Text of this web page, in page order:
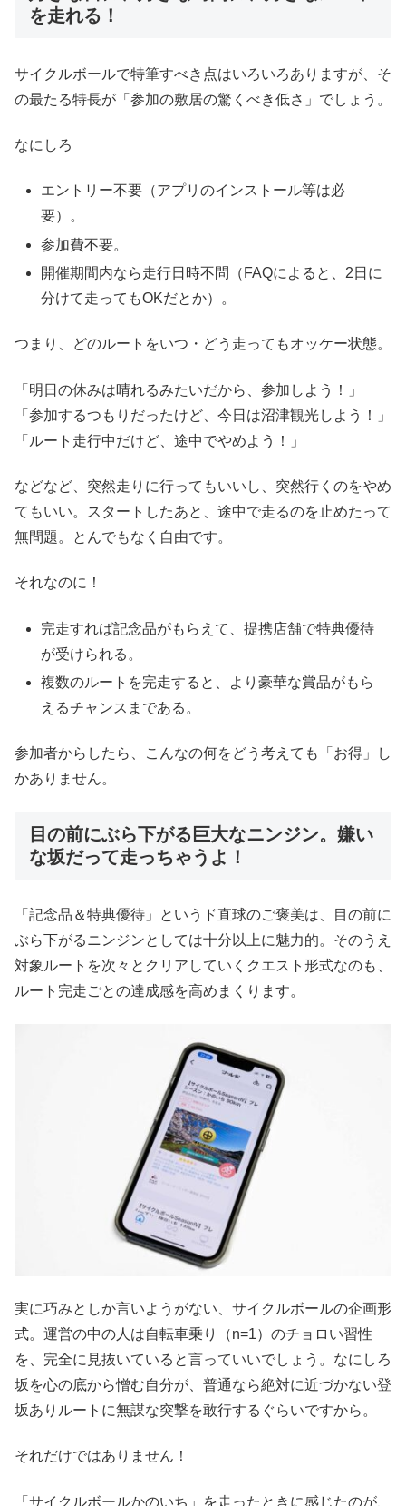
を走れる！
サイクルボールで特筆すべき点はいろいろありますが、そ
の最たる特長が「参加の敷居の驚くべき低さ」でしょう。
なにしろ
エントリー不要（アプリのインストール等は必
要）。
参加費不要。
開催期間内なら走行日時不問（FAQによると、2日に
分けて走ってもOKだとか）。
つまり、どのルートをいつ・どう走ってもオッケー状態。
「明日の休みは晴れるみたいだから、参加しよう！」
「参加するつもりだったけど、今日は沼津観光しよう！」
「ルート走行中だけど、途中でやめよう！」
などなど、突然走りに行ってもいいし、突然行くのをやめ
てもいい。スタートしたあと、途中で走るのを止めたって
無問題。とんでもなく自由です。
それなのに！
完走すれば記念品がもらえて、提携店舗で特典優待
が受けられる。
複数のルートを完走すると、より豪華な賞品がもら
えるチャンスまである。
参加者からしたら、こんなの何をどう考えても「お得」し
かありません。
目の前にぶら下がる巨大なニンジン。嫌い
な坂だって走っちゃうよ！
「記念品＆特典優待」というド直球のご褒美は、目の前に
ぶら下がるニンジンとしては十分以上に魅力的。そのうえ
対象ルートを次々とクリアしていくクエスト形式なのも、
ルート完走ごとの達成感を高めまくります。
実に巧みとしか言いようがない、サイクルボールの企画形
式。運営の中の人は自転車乗り（n=1）のチョロい習性
を、完全に見抜いていると言っていいでしょう。なにしろ
坂を心の底から憎む自分が、普通なら絶対に近づかない登
坂ありルートに無謀な突撃を敢行するぐらいですから。
それだけではありません！
「サイクルボールかのいち」を走ったときに感じたのが、